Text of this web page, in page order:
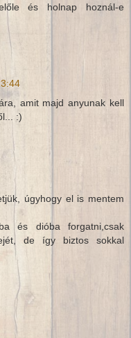
és holnap hoznál-e
amit majd anyunak kell
:)
úgyhogy el is mentem
és dióba forgatni,csak
de így biztos sokkal